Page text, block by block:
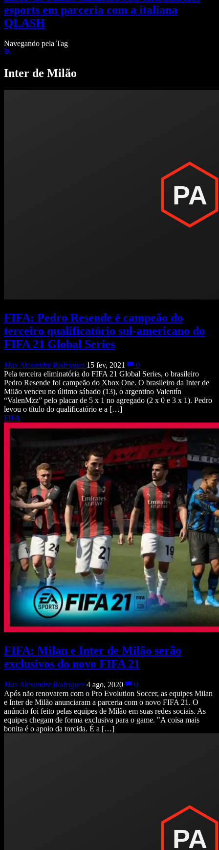
esports em parceria com a italiana
QLASH
Navegando pela Tag
Inter de Milão
FIFA: Pedro Resende é campeão do
terceiro qualificatório sul-americano do
FIFA 21 Global Series
Max Alexandre Rodrigues 15 fev, 2021
0
Pela terceira eliminatória do FIFA 21 Global Series, o brasileiro
Pedro Resende foi campeão do Xbox One. O brasileiro da Inter de
Milão venceu no último sábado (13), o argentino Valentín
“ValenMzz” pelo placar de 5 x 1 no agregado (2 x 0 e 3 x 1). Pedro
levou o título do qualificatório e a […]
FIFA
FIFA: Milan e Inter de Milão serão
exclusivos do novo FIFA 21
Max Alexandre Rodrigues 4 ago, 2020
0
Após não renovarem com o Pro Evolution Soccer, as equipes Milan
e Inter de Milão anunciaram a parceria com o novo FIFA 21. O
anúncio foi feito pelas equipes de Milão em suas redes sociais. As
equipes chegam de forma exclusiva para o game. "A coisa mais
bonita é o apoio da torcida. É a […]